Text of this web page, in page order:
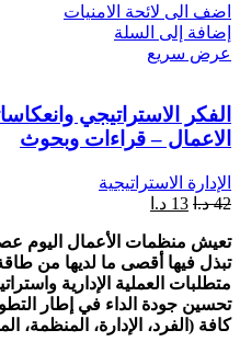
اضف الى لائحة الامنيات
إضافة إلى السلة
عرض سريع
الفكر الاستراتيجي
الاعمال – قراءات وبحوث
الإدارة الاستراتيجية
42 د.ا 13 د.ا
تعيش منظمات الأعمال اليوم عصر
تبذل فيها أقصى ما لديها من
متطلبات العملية الإدارية
تحسين جودة الداء في إطار
كافة (الفرد، الإدارة، المنظمة،